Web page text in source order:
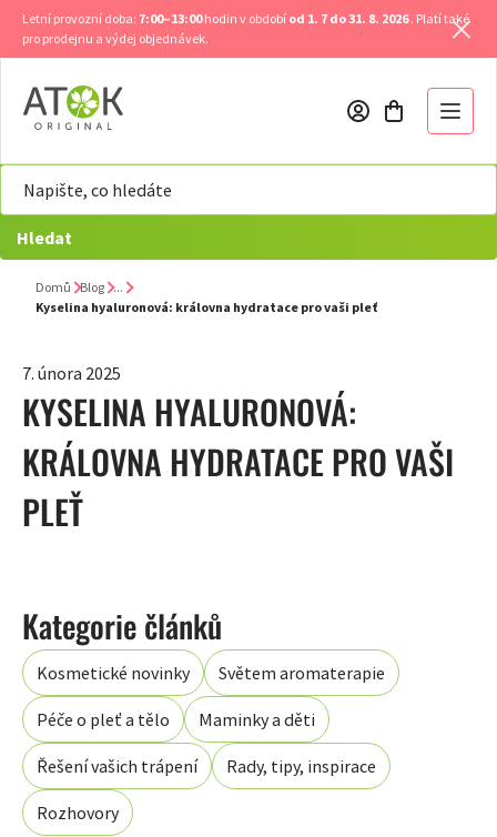
Přejít
obsah
Letní provozní doba: 7:00–13:00hodin v období od 1. 7 do 31. 8. 2026. Platí také
pro prodejnu a výdej objednávek.
Hledat
Domů Blog
Kyselina hyaluronová: královna hydratace pro vaši pleť
7. února 2025
KYSELINA HYALURONOVÁ:
KRÁLOVNA HYDRATACE PRO VAŠI
PLEŤ
Kosmetické novinky Světem aromaterapie
Péče o pleť a tělo Maminky a děti
Řešení vašich trápení Rady, tipy, inspirace
Rozhovory